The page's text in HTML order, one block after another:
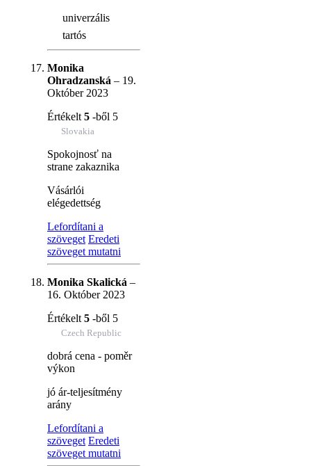
univerzális
tartós
Monika
Ohradzanská – 19.
Október 2023
Értékelt 5 -ből 5
Slovakia
Spokojnosť na
strane zakaznika
Vásárlói
elégedettség
Lefordítani a
szöveget Eredeti
szöveget mutatni
Monika Skalická –
16. Október 2023
Értékelt 5 -ből 5
Czech Republic
dobrá cena - poměr
výkon
jó ár-teljesítmény
arány
Lefordítani a
szöveget Eredeti
szöveget mutatni